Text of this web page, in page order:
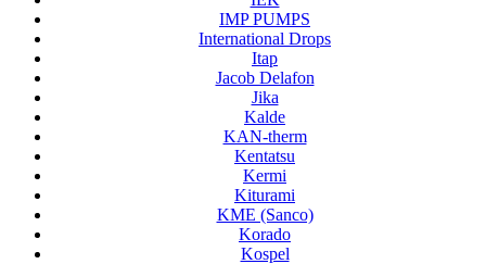
IMP PUMPS
International Drops
Itap
Jacob Delafon
Jika
Kalde
KAN-therm
Kentatsu
Kermi
Kiturami
KME (Sanco)
Korado
Kospel